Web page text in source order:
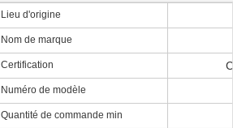
Lieu d'origine
Nom de marque
Certification
Numéro de modèle
Quantité de commande min